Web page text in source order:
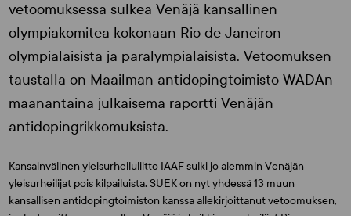
vetoomuksessa sulkea Venäjä kansallinen
olympiakomitea kokonaan Rio de Janeiron
olympialaisista ja paralympialaisista. Vetoomuksen
taustalla on Maailman antidopingtoimisto WADAn
maanantaina julkaisema raportti Venäjän
antidopingrikkomuksista.
Kansainvälinen yleisurheiluliitto IAAF sulki jo aiemmin Venäjän
yleisurheilijat pois kilpailuista. SUEK on nyt yhdessä 13 muun
kansallisen antidopingtoimiston kanssa allekirjoittanut vetoomuksen,